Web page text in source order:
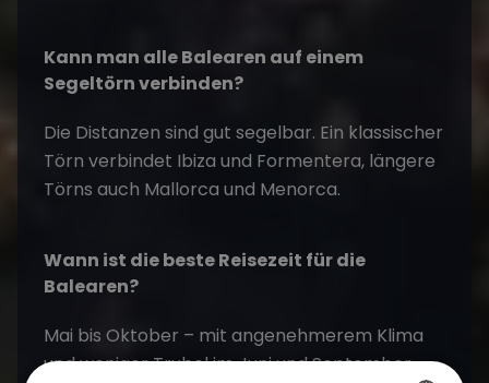
Kann man alle Balearen auf einem
Segeltörn verbinden?
Die Distanzen sind gut segelbar. Ein klassischer
Törn verbindet Ibiza und Formentera, längere
Törns auch Mallorca und Menorca.
Wann ist die beste Reisezeit für die
Balearen?
Mai bis Oktober – mit angenehmerem Klima
und weniger Trubel im Juni und September.